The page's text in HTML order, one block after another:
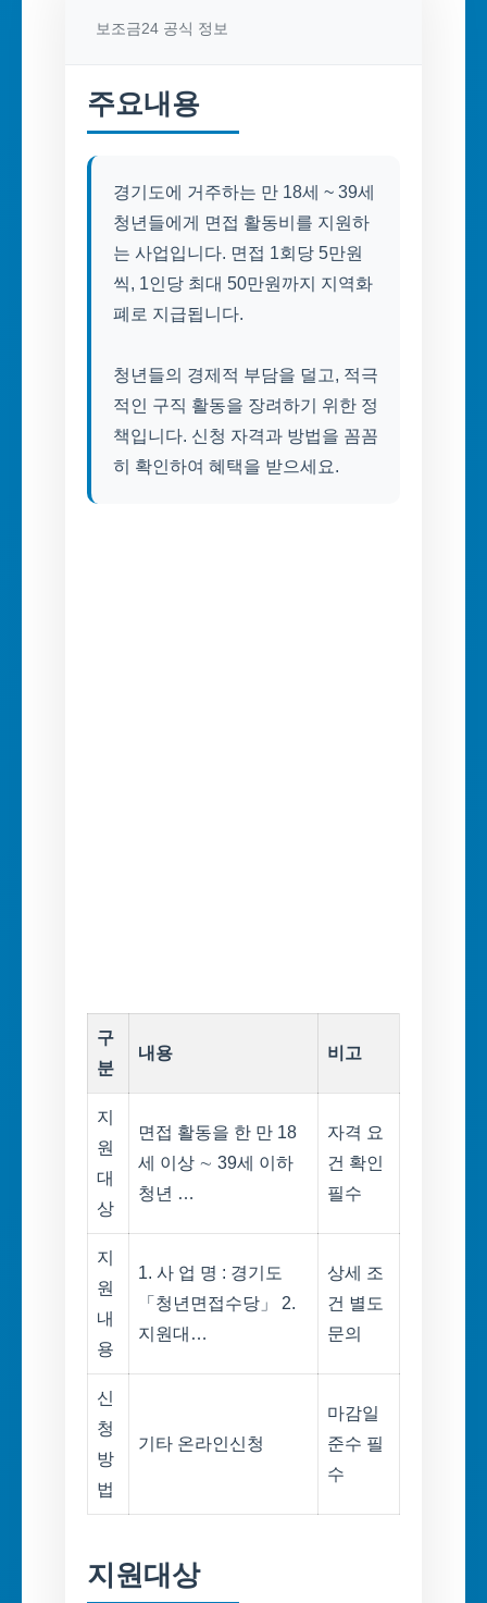
보조금24 공식 정보
주요내용
경기도에 거주하는 만 18세 ~ 39세
청년들에게 면접 활동비를 지원하
는 사업입니다. 면접 1회당 5만원
씩, 1인당 최대 50만원까지 지역화
폐로 지급됩니다.
청년들의 경제적 부담을 덜고, 적극
적인 구직 활동을 장려하기 위한 정
책입니다. 신청 자격과 방법을 꼼꼼
히 확인하여 혜택을 받으세요.
구
분
내용 비고
지
원
대
상
면접 활동을 한 만 18
세 이상 ∼ 39세 이하
청년 …
자격 요
건 확인
필수
지
원
내
용
1. 사 업 명 : 경기도
「청년면접수당」 2.
지원대…
상세 조
건 별도
문의
신
청
방
법
기타 온라인신청
마감일
준수 필
수
지원대상